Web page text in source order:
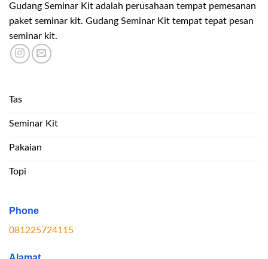
Gudang Seminar Kit adalah perusahaan tempat pemesanan
paket seminar kit. Gudang Seminar Kit tempat tepat pesan
seminar kit.
Tas
Seminar Kit
Pakaian
Topi
Phone
081225724115